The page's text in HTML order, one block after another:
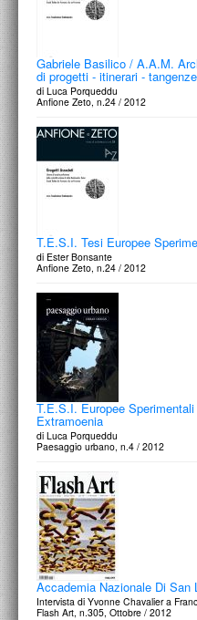
Gabriele Basilico / A.A.M.
di progetti - itinerari - tangenze
di Luca Porqueddu
Anfione Zeto, n.24 / 2012
T.E.S.I. Tesi Europee
di Ester Bonsante
Anfione Zeto, n.24 / 2012
T.E.S.I. Europee
Extramoenia
di Luca Porqueddu
Paesaggio urbano, n.4 / 2012
Accademia Nazionale Di San
Intervista di Yvonne Chavalier a
Flash Art, n.305, Ottobre / 2012